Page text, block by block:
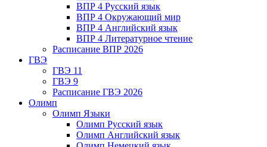
ВПР 4 Русский язык
ВПР 4 Окружающий мир
ВПР 4 Английский язык
ВПР 4 Литературное чтение
Расписание ВПР 2026
ГВЭ
ГВЭ 11
ГВЭ 9
Расписание ГВЭ 2026
Олимп
Олимп Языки
Олимп Русский язык
Олимп Английский язык